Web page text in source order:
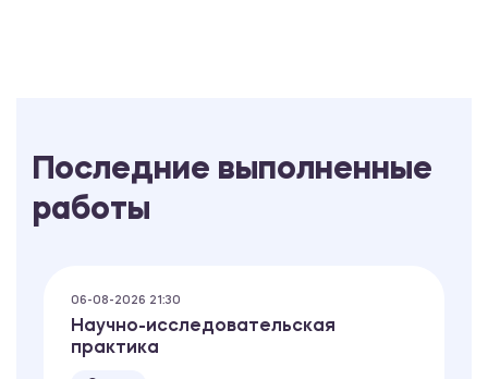
Последние выполненные
работы
06-08-2026 21:30
Научно-исследовательская
практика